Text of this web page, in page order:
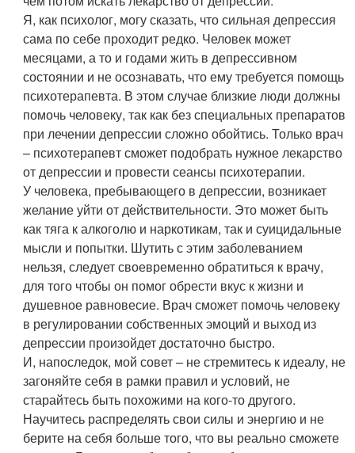
Я, как психолог, могу сказать, что сильная депрессия
сама по себе проходит редко. Человек может
месяцами, а то и годами жить в депрессивном
состоянии и не осознавать, что ему требуется помощь
психотерапевта. В этом случае близкие люди должны
помочь человеку, так как без специальных препаратов
при лечении депрессии сложно обойтись. Только врач
– психотерапевт сможет подобрать нужное лекарство
от депрессии и провести сеансы психотерапии.
У человека, пребывающего в депрессии, возникает
желание уйти от действительности. Это может быть
как тяга к алкоголю и наркотикам, так и суицидальные
мысли и попытки. Шутить с этим заболеванием
нельзя, следует своевременно обратиться к врачу,
для того чтобы он помог обрести вкус к жизни и
душевное равновесие. Врач сможет помочь человеку
в регулировании собственных эмоций и выход из
депрессии произойдет достаточно быстро.
И, напоследок, мой совет – не стремитесь к идеалу, не
загоняйте себя в рамки правил и условий, не
старайтесь быть похожими на кого-то другого.
Научитесь распределять свои силы и энергию и не
берите на себя больше того, что вы реально сможете